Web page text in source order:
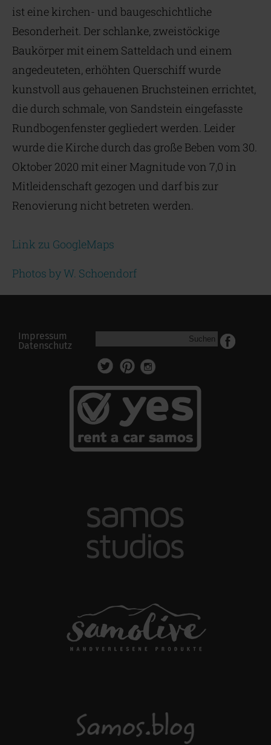
ist eine kirchen- und baugeschichtliche
Besonderheit. Der schlanke, zweistöckige
Baukörper mit einem Satteldach und einem
angedeuteten, erhöhten Querschiff wurde
kunstvoll aus gehauenen Bruchsteinen errichtet,
die durch schmale, von Sandstein eingefasste
Rundbogenfenster gegliedert werden. Leider
wurde die Kirche durch das große Beben vom 30.
Oktober 2020 mit einer Magnitude von 7,0 in
Mitleidenschaft gezogen und darf bis zur
Renovierung nicht betreten werden.
Link zu GoogleMaps
Photos by W. Schoendorf
Impressum
Datenschutz
Suchen